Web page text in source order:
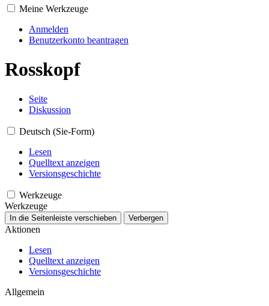
Meine Werkzeuge
Anmelden
Benutzerkonto beantragen
Rosskopf
Seite
Diskussion
Deutsch (Sie-Form)
Lesen
Quelltext anzeigen
Versionsgeschichte
Werkzeuge
Werkzeuge
In die Seitenleiste verschieben Verbergen
Aktionen
Lesen
Quelltext anzeigen
Versionsgeschichte
Allgemein